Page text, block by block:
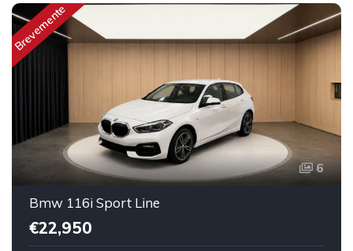
Brevemente
6
Bmw 116i Sport Line
€22,950